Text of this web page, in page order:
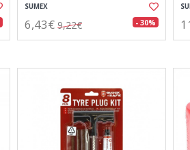
SUMEX
6,43€ 9,22€ - 30%